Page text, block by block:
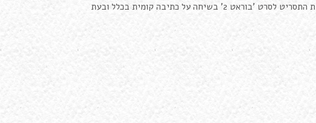
התסריטאי והקומיקאי הבריטי לי קרן, מועמד פרס האוסקר על כתיבת התסריט לסרט 'בוראט 2' בשיחה על כתיבה קומית בכלל ובעת